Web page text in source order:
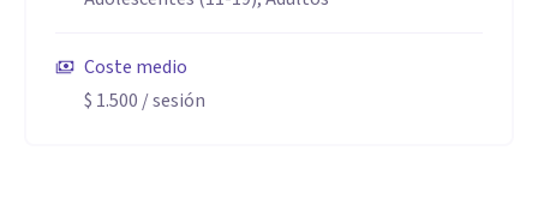
Coste medio
$ 1.500 / sesión